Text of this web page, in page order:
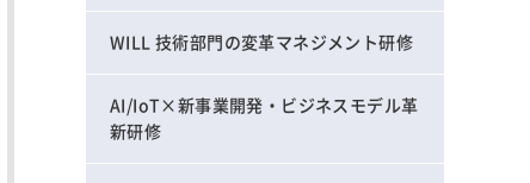
WILL 技術部門の変革マネジメント研修
AI/IoT×新事業開発・ビジネスモデル革
新研修